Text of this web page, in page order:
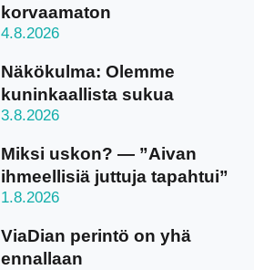
korvaamaton
4.8.2026
Näkökulma: Olemme
kuninkaallista sukua
3.8.2026
Miksi uskon? — ”Aivan
ihmeellisiä juttuja tapahtui”
1.8.2026
ViaDian perintö on yhä
ennallaan